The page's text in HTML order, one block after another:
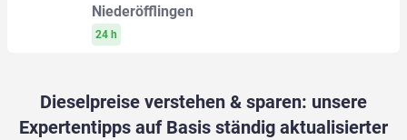
Niederöfflingen
24 h
Dieselpreise verstehen & sparen: unsere
Expertentipps auf Basis ständig aktualisierter